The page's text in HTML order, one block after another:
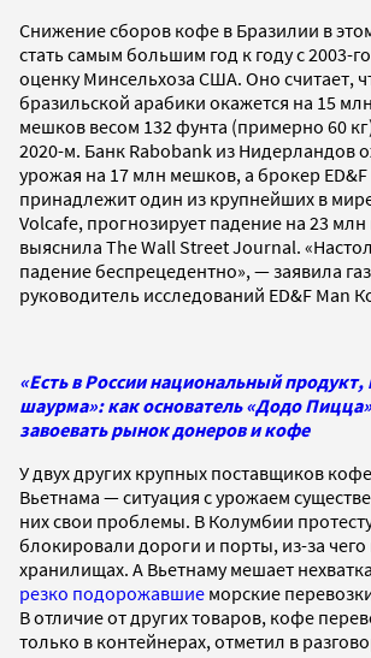
Снижение сборов кофе в Бразилии в
стать самым большим год к году с 2003-
оценку Минсельхоза США. Оно считает,
бразильской арабики окажется на 15
мешков весом 132 фунта (примерно 60
2020-м. Банк Rabobank из Нидерландов
урожая на 17 млн мешков, а брокер
принадлежит один из крупнейших в
Volcafe, прогнозирует падение на 23
выяснила The Wall Street Journal.
падение беспрецедентно», — заявила
руководитель исследований ED&F Man
«Есть в России национальный продукт,
шаурма»: как основатель «Додо
завоевать рынок донеров и кофе
У двух других крупных поставщиков
Вьетнама — ситуация с урожаем
них свои проблемы. В Колумбии
блокировали дороги и порты, из-за чего
хранилищах. А Вьетнаму мешает
резко подорожавшие морские
В отличие от других товаров, кофе
только в контейнерах, отметил в